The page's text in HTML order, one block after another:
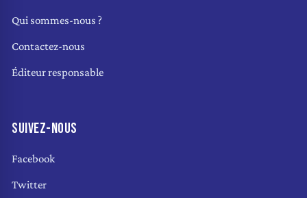
Qui sommes-nous ?
Contactez-nous
Éditeur responsable
SUIVEZ-NOUS
Facebook
Twitter